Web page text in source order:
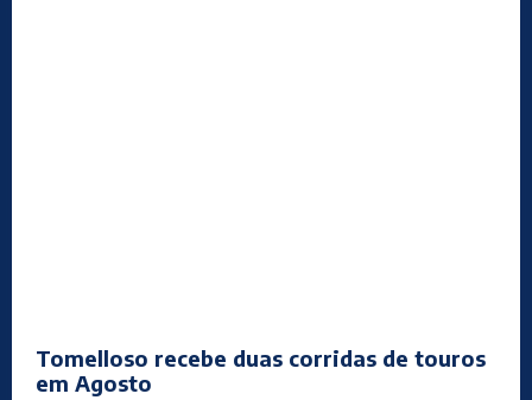
Tomelloso recebe duas corridas de touros
em Agosto